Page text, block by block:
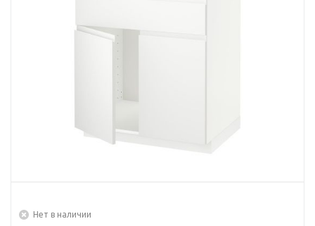
Нет в наличии